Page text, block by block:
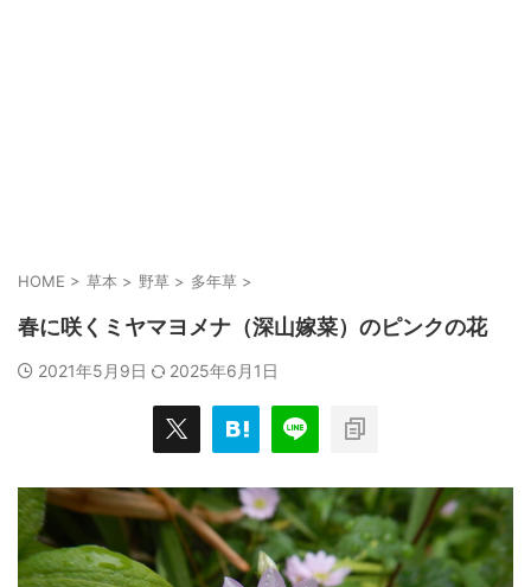
HOME > 草本 > 野草 > 多年草 >
春に咲くミヤマヨメナ（深山嫁菜）のピンクの花
2021年5月9日 2025年6月1日